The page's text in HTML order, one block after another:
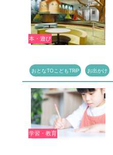
本・遊び
おとなTOこどもTRiP お出かけ
学習・教育